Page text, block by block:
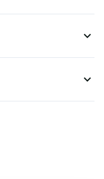
expand_more
expand_more